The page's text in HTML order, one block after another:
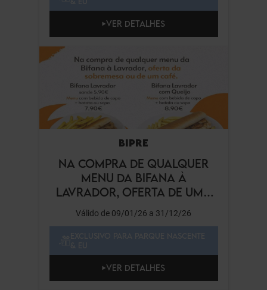
VER DETALHES
BIPRE
NA COMPRA DE QUALQUER
MENU DA BIFANA À
LAVRADOR, OFERTA DE UMA
SOBREMESA OU DE UM CAFÉ
Válido de 09/01/26 a 31/12/26
VER DETALHES